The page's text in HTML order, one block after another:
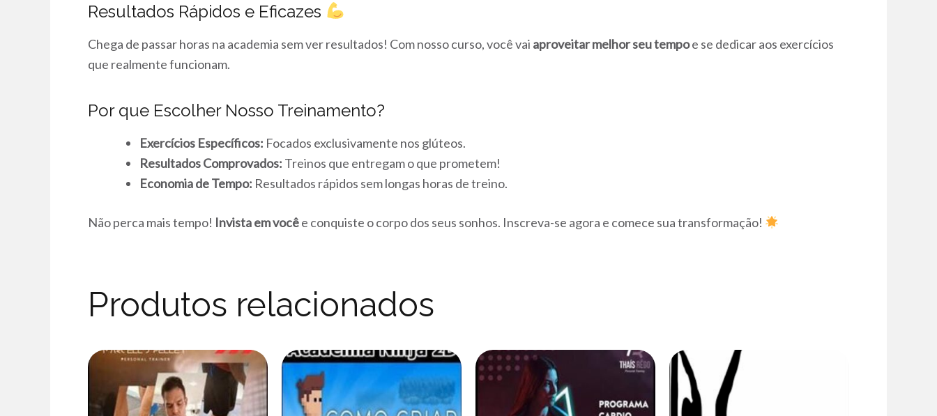
Resultados Rápidos e Eficazes
Chega de passar horas na academia sem ver resultados! Com nosso curso, você vai aproveitar melhor seu tempoe se dedicar aos exercícios
que realmente funcionam.
Por que Escolher Nosso Treinamento?
Exercícios Específicos: Focados exclusivamente nos glúteos.
Resultados Comprovados: Treinos que entregam o que prometem!
Economia de Tempo: Resultados rápidos sem longas horas de treino.
Não perca mais tempo! Invista em vocêe conquiste o corpo dos seus sonhos. Inscreva-se agora e comece sua transformação!
Produtos relacionados